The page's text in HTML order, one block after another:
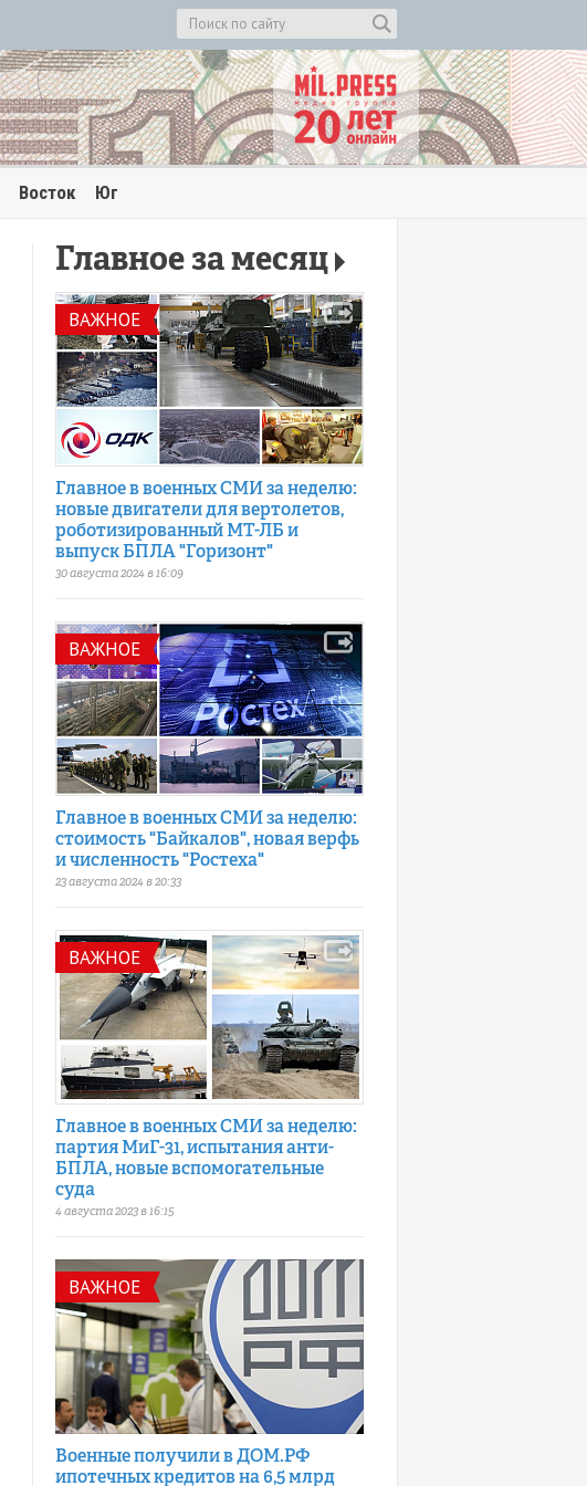
Восток Юг
Главное за месяц
ВАЖНОЕ
Главное в военных СМИ за неделю:
новые двигатели для вертолетов,
роботизированный МТ-ЛБ и
выпуск БПЛА "Горизонт"
30 августа 2024 в 16:09
ВАЖНОЕ
Главное в военных СМИ за неделю:
стоимость "Байкалов", новая верфь
и численность "Ростеха"
23 августа 2024 в 20:33
ВАЖНОЕ
Главное в военных СМИ за неделю:
партия МиГ-31, испытания анти-
БПЛА, новые вспомогательные
суда
4 августа 2023 в 16:15
ВАЖНОЕ
Военные получили в ДОМ.РФ
ипотечных кредитов на 6,5 млрд